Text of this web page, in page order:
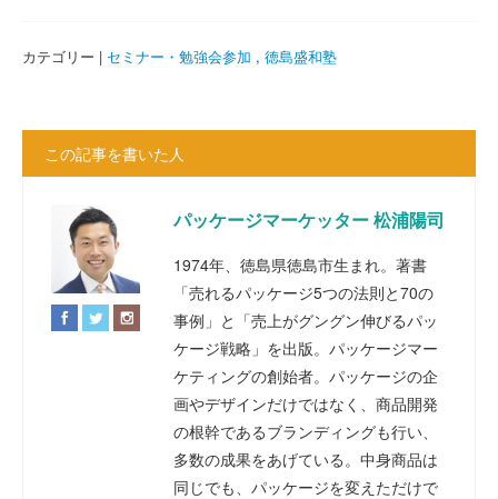
カテゴリー | セミナー・勉強会参加 , 徳島盛和塾
この記事を書いた人
パッケージマーケッター 松浦陽司
1974年、徳島県徳島市生まれ。著書
「売れるパッケージ5つの法則と70の
事例」と「売上がグングン伸びるパッ
ケージ戦略」を出版。パッケージマー
ケティングの創始者。パッケージの企
画やデザインだけではなく、商品開発
の根幹であるブランディングも行い、
多数の成果をあげている。中身商品は
同じでも、パッケージを変えただけで